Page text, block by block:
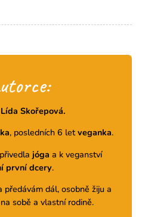
Skořepová.
, posledních 6 letveganka.
jóga a k veganství
první dcery.
předávám dál, osobně žiju a
sobě a vlastní rodině.